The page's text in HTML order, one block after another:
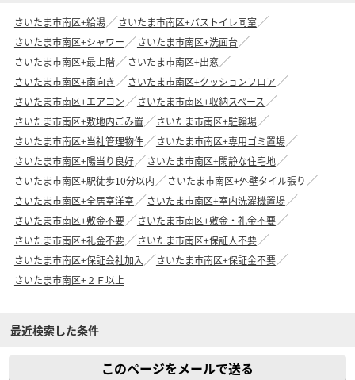
さいたま市南区+給湯
さいたま市南区+バストイレ同室
さいたま市南区+シャワー
さいたま市南区+洗面台
さいたま市南区+最上階
さいたま市南区+出窓
さいたま市南区+南向き
さいたま市南区+クッションフロア
さいたま市南区+エアコン
さいたま市南区+収納スペース
さいたま市南区+敷地内ごみ置
さいたま市南区+駐輪場
さいたま市南区+当社管理物件
さいたま市南区+専用ゴミ置場
さいたま市南区+陽当り良好
さいたま市南区+閑静な住宅地
さいたま市南区+駅徒歩10分以内
さいたま市南区+外壁タイル張り
さいたま市南区+全居室洋室
さいたま市南区+室内洗濯機置場
さいたま市南区+敷金不要
さいたま市南区+敷金・礼金不要
さいたま市南区+礼金不要
さいたま市南区+保証人不要
さいたま市南区+保証会社加入
さいたま市南区+保証金不要
さいたま市南区+２Ｆ以上
最近検索した条件
このページをメールで送る